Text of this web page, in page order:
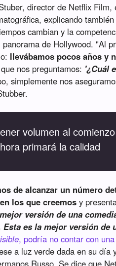
director de Netflix Film,
explicando
cambian y la
de Hollywood. "Al
llevábamos pocos años y
nos preguntamos: '¿Cuál
simplemente nos
volumen al
primará la calidad
de alcanzar un número
los que creemos y
versión de una
es la mejor versión de
, podría no contar con
a luz verde dada en su día
Russo. Se dice que